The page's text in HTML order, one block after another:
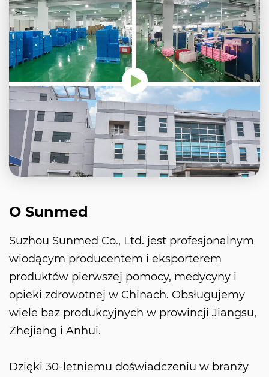
O Sunmed
Suzhou Sunmed Co., Ltd. jest profesjonalnym
wiodącym producentem i eksporterem
produktów pierwszej pomocy, medycyny i
opieki zdrowotnej w Chinach. Obsługujemy
wiele baz produkcyjnych w prowincji Jiangsu,
Zhejiang i Anhui.
Dzięki 30-letniemu doświadczeniu w branży